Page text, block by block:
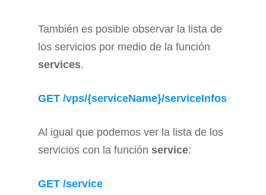
También es posible observar la lista de
los servicios por medio de la función
services.
GET /vps/{serviceName}/serviceInfos
Al igual que podemos ver la lista de los
servicios con la función service:
GET /service